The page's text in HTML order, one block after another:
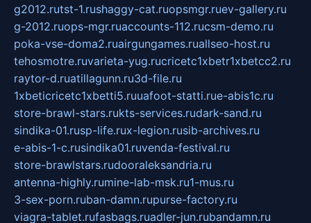
g2012.rutst-1.rushaggy-cat.ruopsmgr.ruev-gallery.ru
g-2012.ruops-mgr.ruaccounts-112.rucsm-demo.ru
poka-vse-doma2.ruairgungames.ruallseo-host.ru
tehosmotre.ruvarieta-yug.rucricetc1xbetr1xbetcc2.ru
raytor-d.ruatillagunn.ru3d-file.ru
1xbeticricetc1xbetti5.ruuafoot-statti.rue-abis1c.ru
store-brawl-stars.rukts-services.rudark-sand.ru
sindika-01.rusp-life.rux-legion.rusib-archives.ru
e-abis-1-c.rusindika01.ruvenda-festival.ru
store-brawlstars.rudooraleksandria.ru
antenna-highly.rumine-lab-msk.ru1-mus.ru
3-sex-porn.ruban-damn.rupurse-factory.ru
viagra-tablet.rufasbags.ruadler-jun.rubandamn.ru